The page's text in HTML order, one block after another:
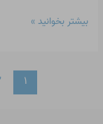
بیشتر بخوانید »
۱